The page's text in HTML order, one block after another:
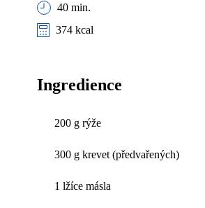
40 min.
374 kcal
Ingredience
200 g rýže
300 g krevet (předvařených)
1 lžíce másla